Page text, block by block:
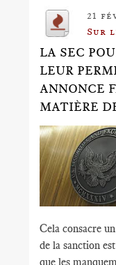
21
Sur
LA SEC
LEUR
ANNONCE
MATIÈRE
Cela consacre
de la sanction
que les